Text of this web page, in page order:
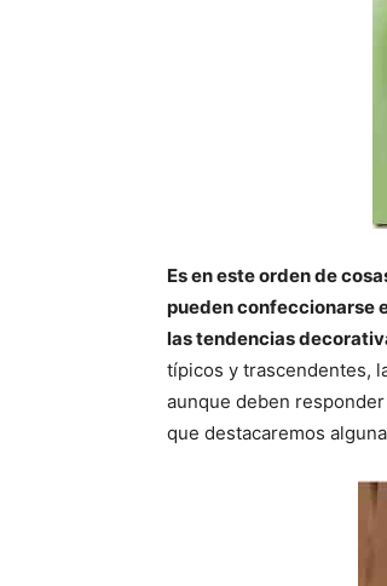
Es en este orden de
pueden confeccionarse
las tendencias
típicos y trascendentes,
aunque deben
que destacaremos